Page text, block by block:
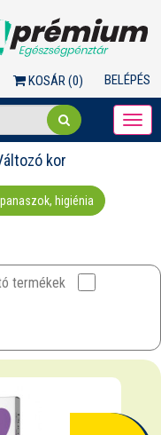
KOSÁR (0) BELÉPÉS
kor
higiénia
termékek